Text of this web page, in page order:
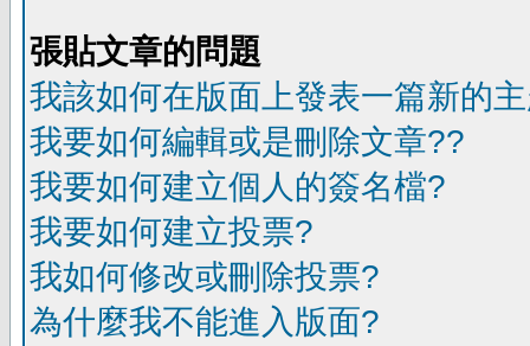
張貼文章的問題
我該如何在版面上發表一篇新的
我要如何編輯或是刪除文章??
我要如何建立個人的簽名檔?
我要如何建立投票?
我如何修改或刪除投票?
為什麼我不能進入版面?